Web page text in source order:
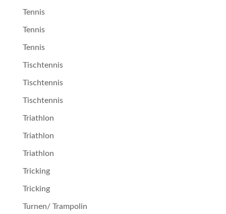
Tennis
Tennis
Tennis
Tischtennis
Tischtennis
Tischtennis
Triathlon
Triathlon
Triathlon
Tricking
Tricking
Turnen/ Trampolin